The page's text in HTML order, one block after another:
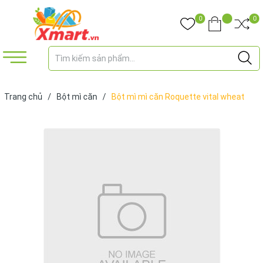
0 0
Trang chủ / Bột mì căn /
Bột mì mì căn Roquette vital wheat